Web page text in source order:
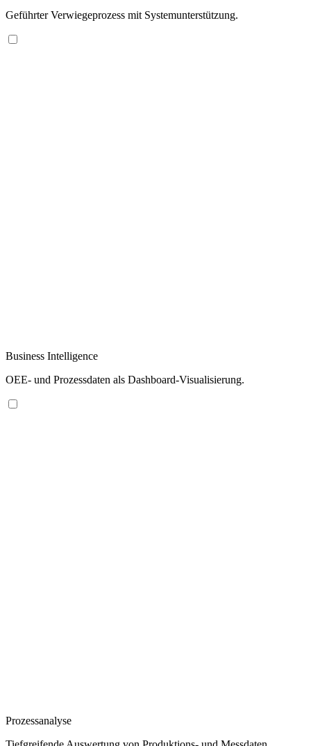
Geführter Verwiegeprozess mit Systemunterstützung.
Business Intelligence
OEE- und Prozessdaten als Dashboard-Visualisierung.
Prozessanalyse